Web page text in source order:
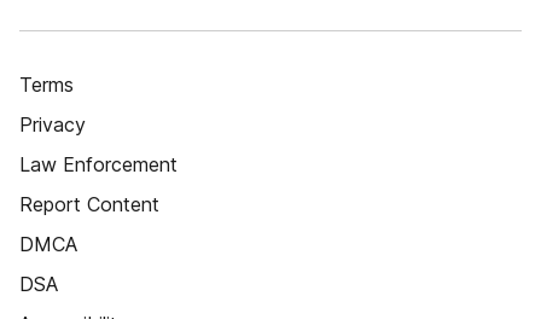
Terms
Privacy
Law Enforcement
Report Content
DMCA
DSA